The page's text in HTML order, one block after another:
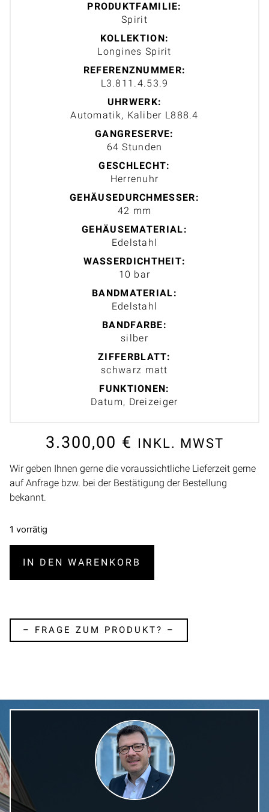
PRODUKTFAMILIE:
Spirit
KOLLEKTION:
Longines Spirit
REFERENZNUMMER:
L3.811.4.53.9
UHRWERK:
Automatik, Kaliber L888.4
GANGRESERVE:
64 Stunden
GESCHLECHT:
Herrenuhr
GEHÄUSEDURCHMESSER:
42 mm
GEHÄUSEMATERIAL:
Edelstahl
WASSERDICHTHEIT:
10 bar
BANDMATERIAL:
Edelstahl
BANDFARBE:
silber
ZIFFERBLATT:
schwarz matt
FUNKTIONEN:
Datum, Dreizeiger
3.300,00 € INKL. MWST
Wir geben Ihnen gerne die voraussichtliche Lieferzeit gerne
auf Anfrage bzw. bei der Bestätigung der Bestellung
bekannt.
1 vorrätig
IN DEN WARENKORB
– FRAGE ZUM PRODUKT? –